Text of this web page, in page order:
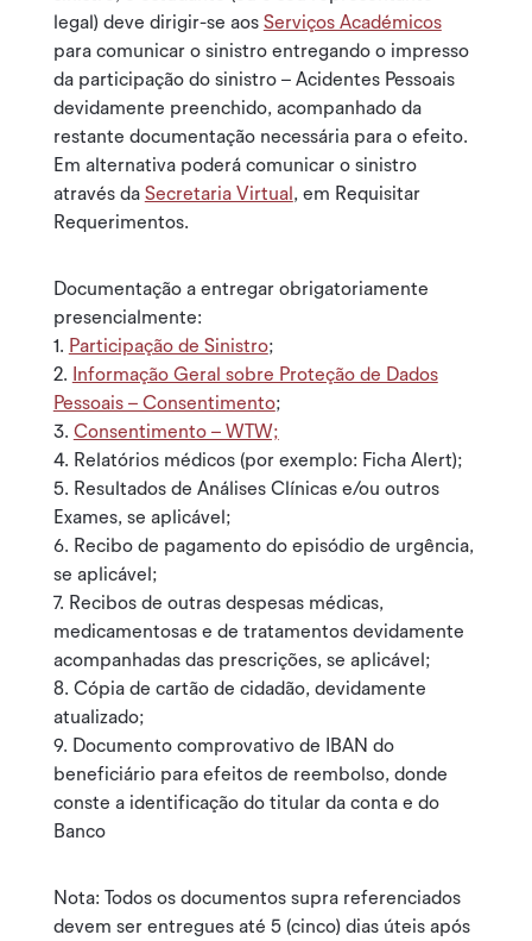
legal) deve dirigir-se aos Serviços Académicos
para comunicar o sinistro entregando o impresso
da participação do sinistro – Acidentes Pessoais
devidamente preenchido, acompanhado da
restante documentação necessária para o efeito.
Em alternativa poderá comunicar o sinistro
através da Secretaria Virtual , em Requisitar
Requerimentos.
Documentação a entregar obrigatoriamente
presencialmente:
1. Participação de Sinistro;
2.
Informação Geral sobre Proteção de Dados
Pessoais – Consentimento;
3. Consentimento – WTW;
4. Relatórios médicos (por exemplo: Ficha Alert);
5. Resultados de Análises Clínicas e/ou outros
Exames, se aplicável;
6. Recibo de pagamento do episódio de urgência,
se aplicável;
7. Recibos de outras despesas médicas,
medicamentosas e de tratamentos devidamente
acompanhadas das prescrições, se aplicável;
8. Cópia de cartão de cidadão, devidamente
atualizado;
9. Documento comprovativo de IBAN do
beneficiário para efeitos de reembolso, donde
conste a identificação do titular da conta e do
Banco
Nota: Todos os documentos supra referenciados
devem ser entregues até 5 (cinco) dias úteis após